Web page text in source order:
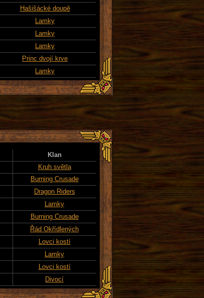
Hašišácké doupě
Lamky
Lamky
Lamky
Princ dvojí krve
Lamky
Klan
Kruh světla
Burning Crusade
Dragon Riders
Lamky
Burning Crusade
Řád Okřídlených
Lovci kostí
Lamky
Lovci kostí
Divocí